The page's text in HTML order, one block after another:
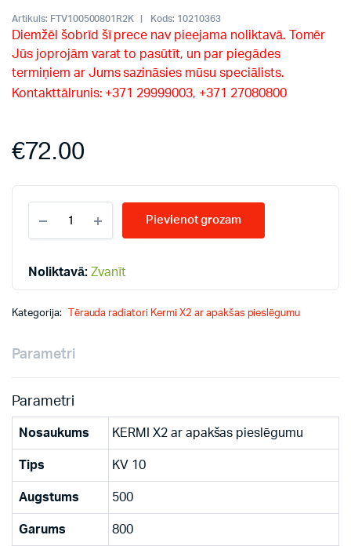
Artikuls: FTV100500801R2K Kods: 10210363
Diemžēl šobrīd šī prece nav pieejama noliktavā. Tomēr
Jūs joprojām varat to pasūtīt, un par piegādes
termiņiem ar Jums sazināsies mūsu speciālists.
Kontakttālrunis: +371 29999003, +371 27080800
€72.00
KV10-
500*800
quantity
Pievienot grozam
Noliktavā: Zvanīt
Kategorija: Tērauda radiatori Kermi X2 ar apakšas pieslēgumu
Parametri
Parametri
Nosaukums KERMI X2 ar apakšas pieslēgumu
Tips KV 10
Augstums 500
Garums 800